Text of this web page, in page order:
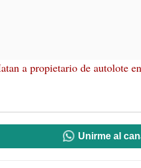
a propietario de autolote
Unirme al